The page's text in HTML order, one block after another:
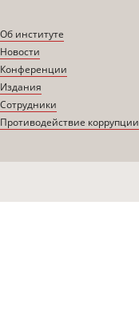
Об институте
Новости
Конференции
Издания
Сотрудники
Противодействие коррупции